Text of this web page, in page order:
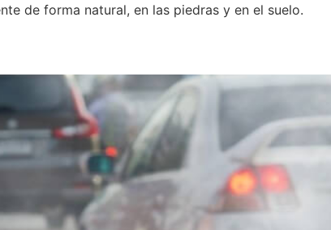
de forma natural, en las piedras y en el suelo.